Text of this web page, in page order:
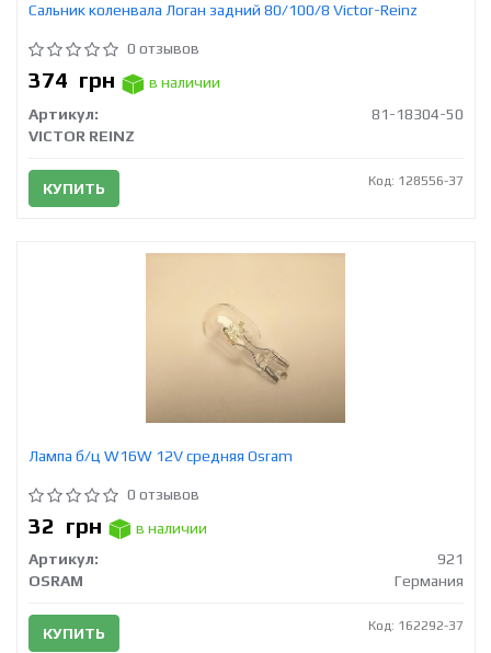
Сальник коленвала Логан задний 80/100/8 Victor-Reinz
0 отзывов
374 грн
в наличии
Артикул:
81-18304-50
VICTOR REINZ
КУПИТЬ Код: 128556-37
Лампа б/ц W16W 12V средняя Osram
0 отзывов
32 грн
в наличии
Артикул:
921
OSRAM
Германия
КУПИТЬ Код: 162292-37